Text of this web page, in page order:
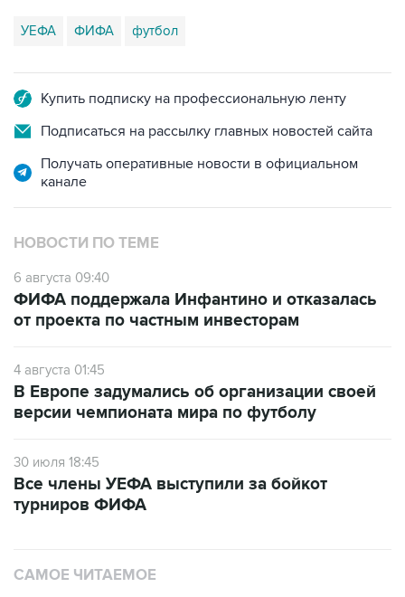
УЕФА ФИФА футбол
Купить подписку на профессиональную ленту
Подписаться на рассылку главных новостей сайта
Получать оперативные новости в официальном
канале
НОВОСТИ ПО ТЕМЕ
6 августа 09:40
ФИФА поддержала Инфантино и отказалась
от проекта по частным инвесторам
4 августа 01:45
В Европе задумались об организации своей
версии чемпионата мира по футболу
30 июля 18:45
Все члены УЕФА выступили за бойкот
турниров ФИФА
САМОЕ ЧИТАЕМОЕ